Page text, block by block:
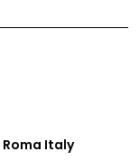
Italy